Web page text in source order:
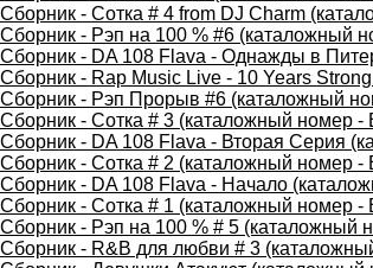
Сборник - Сотка # 4 from DJ Charm
Сборник - Рэп на 100 % #6 (каталожный
Сборник - DA 108 Flava - Однажды в
Сборник - Rap Music Live - 10 Years
Сборник - Рэп Прорыв #6 (каталожный
Сборник - Сотка # 3 (каталожный номер -
Сборник - DA 108 Flava - Вторая Серия
Сборник - Сотка # 2 (каталожный номер -
Сборник - DA 108 Flava - Начало
Сборник - Сотка # 1 (каталожный номер -
Сборник - Рэп на 100 % # 5 (каталожный
Сборник - R&B для любви # 3